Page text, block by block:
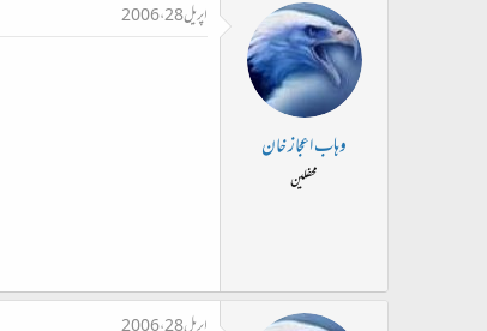
وہاب اعجاز خان
محفلین
اپریل 28، 2006